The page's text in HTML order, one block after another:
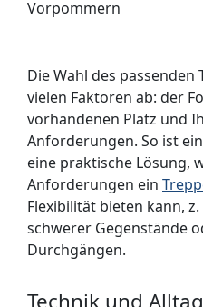
Die Wahl des
vielen Faktoren ab: der
vorhandenen Platz und
Anforderungen. So ist
eine praktische Lösung,
Anforderungen ein
Flexibilität bieten kann,
schwerer Gegenstände
Durchgängen.
Technik und